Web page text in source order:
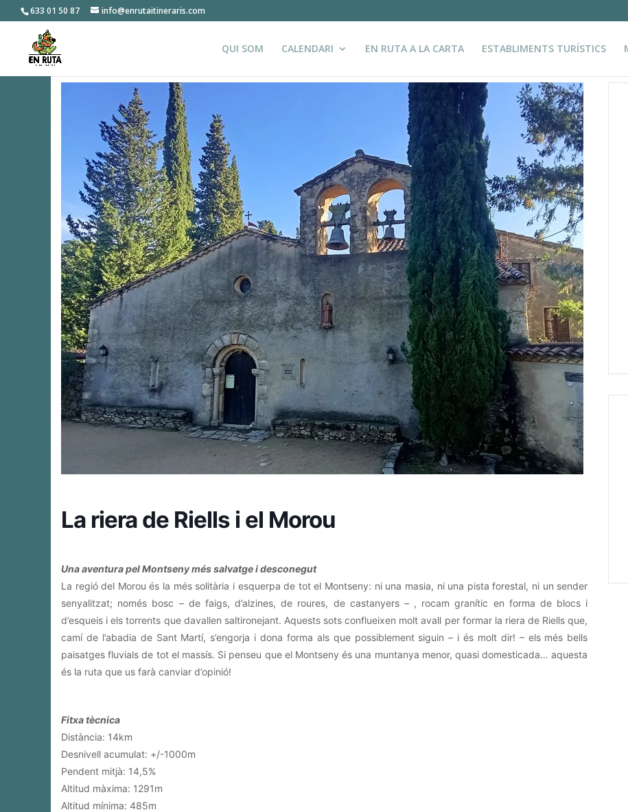
633 01 50 87 info@enrutaitineraris.com
QUI SOM CALENDARI EN RUTA A LA CARTA ESTABLIMENTS TURÍSTICS
La riera de Riells i el Morou
Una aventura pel Montseny més salvatge i desconegut
La regió del Morou és la més solitària i esquerpa de tot el Montseny: ni una masia, ni una pista forestal, ni un sender
senyalitzat; només bosc – de faigs, d’alzines, de roures, de castanyers – , rocam granític en forma de blocs i
d’esqueis i els torrents que davallen saltironejant. Aquests sots conflueixen molt avall per formar la riera de Riells que,
camí de l’abadia de Sant Martí, s’engorja i dona forma als que possiblement siguin – i és molt dir! – els més bells
paisatges fluvials de tot el massís. Si penseu que el Montseny és una muntanya menor, quasi domesticada… aquesta
és la ruta que us farà canviar d’opinió!
Fitxa tècnica
Distància: 14km
Desnivell acumulat: +/-1000m
Pendent mitjà: 14,5%
Altitud màxima: 1291m
Altitud mínima: 485m